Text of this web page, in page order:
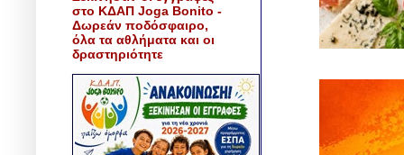
στο ΚΔΑΠ Joga Bonito -
Δωρεάν ποδόσφαιρο,
όλα τα αθλήματα και οι
δραστηριότητε